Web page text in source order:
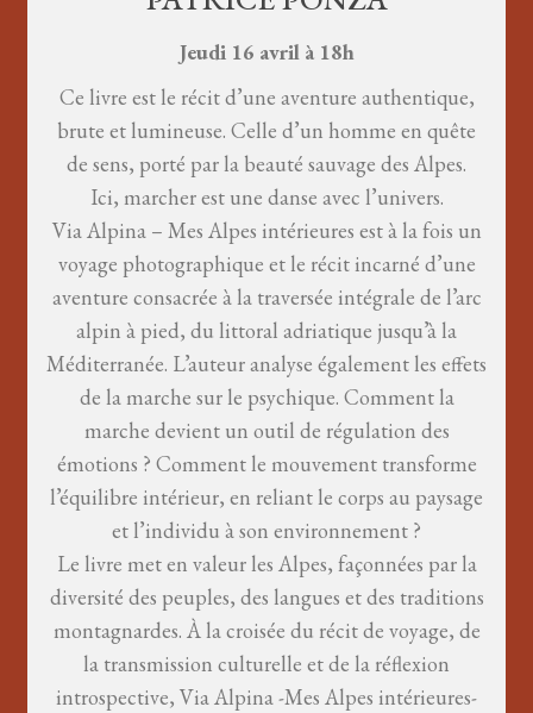
Jeudi 16 avril à 18h
Ce livre est le récit d’une aventure authentique,
brute et lumineuse. Celle d’un homme en quête
de sens, porté par la beauté sauvage des Alpes.
Ici, marcher est une danse avec l’univers.
Via Alpina – Mes Alpes intérieures est à la fois un
voyage photographique et le récit incarné d’une
aventure consacrée à la traversée intégrale de l’arc
alpin à pied, du littoral adriatique jusqu’à la
Méditerranée. L’auteur analyse également les effets
de la marche sur le psychique. Comment la
marche devient un outil de régulation des
émotions ? Comment le mouvement transforme
l’équilibre intérieur, en reliant le corps au paysage
et l’individu à son environnement ?
Le livre met en valeur les Alpes, façonnées par la
diversité des peuples, des langues et des traditions
montagnardes. À la croisée du récit de voyage, de
la transmission culturelle et de la réflexion
introspective, Via Alpina -Mes Alpes intérieures-